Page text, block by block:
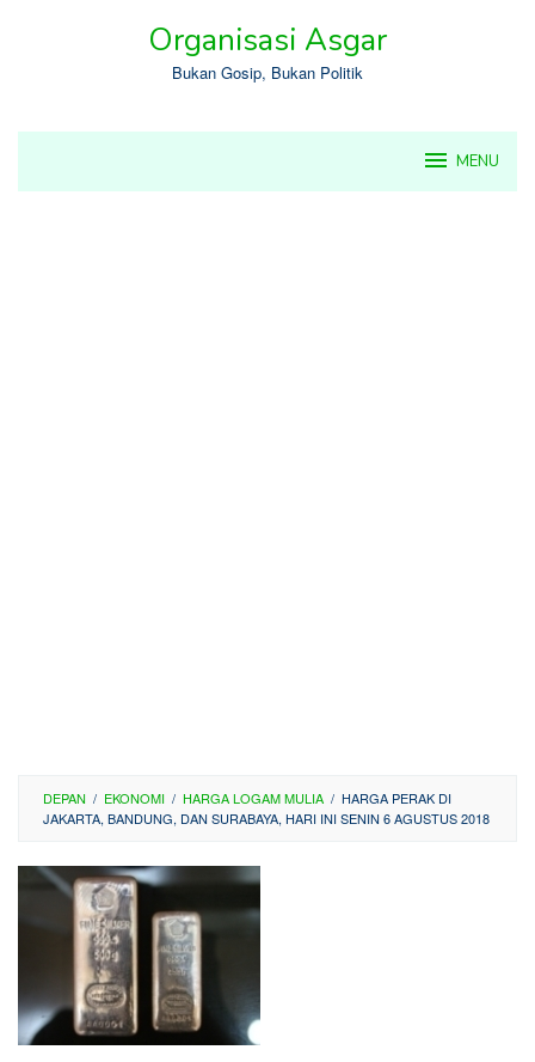
Organisasi Asgar
Bukan Gosip, Bukan Politik
MENU
DEPAN / EKONOMI / HARGA LOGAM MULIA / HARGA PERAK DI
JAKARTA, BANDUNG, DAN SURABAYA, HARI INI SENIN 6 AGUSTUS 2018